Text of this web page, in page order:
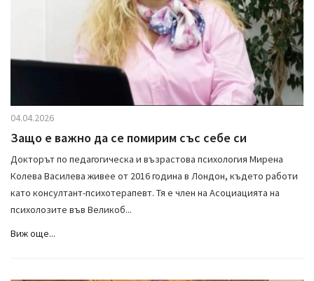
04.04.2026
Защо е важно да се помирим със себе си
Докторът по педагогическа и възрастова психология Мирена
Колева Василева живее от 2016 година в Лондон, където работи
като консултант-психотерапевт. Тя е член на Асоциацията на
психолозите във Великоб...
Виж още...